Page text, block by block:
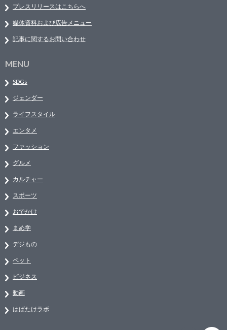
プレスリリースはこちらへ
媒体資料および広告メニュー
記事に関するお問い合わせ
MENU
SDGs
ジェンダー
ライフスタイル
エンタメ
ファッション
グルメ
カルチャー
スポーツ
おでかけ
まめ学
デジもの
ペット
ビジネス
動画
はばたけラボ